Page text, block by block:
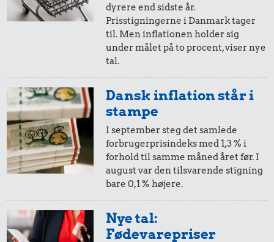
20,-
i 2016
= 25,-
i dag
12,-
5,-
i 2016
= 6,-
i dag
2,-
i 2016 i dag
dyrere end sidste år.
Prisstigningerne i Danmark tager
til. Men inflationen holder sig
under målet på to procent, viser nye
tal.
Dansk inflation står i
stampe
I september steg det samlede
forbrugerprisindeks med 1,3 % i
forhold til samme måned året før. I
august var den tilsvarende stigning
bare 0,1 % højere.
Nye tal:
Fødevarepriser